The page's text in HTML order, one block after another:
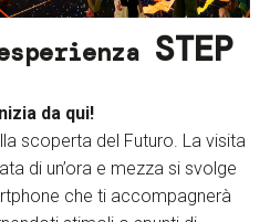
STEP
da qui!
scoperta del Futuro. La visita
di un’ora e mezza si svolge
che ti accompagnerà